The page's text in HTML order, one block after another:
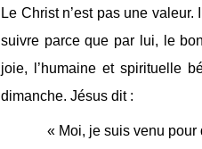
Le Christ n’est pas une
suivre parce que par lui, le
joie, l’humaine et spirituelle
dimanche. Jésus dit :
« Moi, je suis venu